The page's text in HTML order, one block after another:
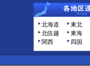
北海道 東北
北信越
東海
関西
四国